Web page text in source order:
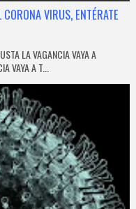
VIRUS, ENTÉRATE
LA VAGANCIA VAYA A
VAYA A T...